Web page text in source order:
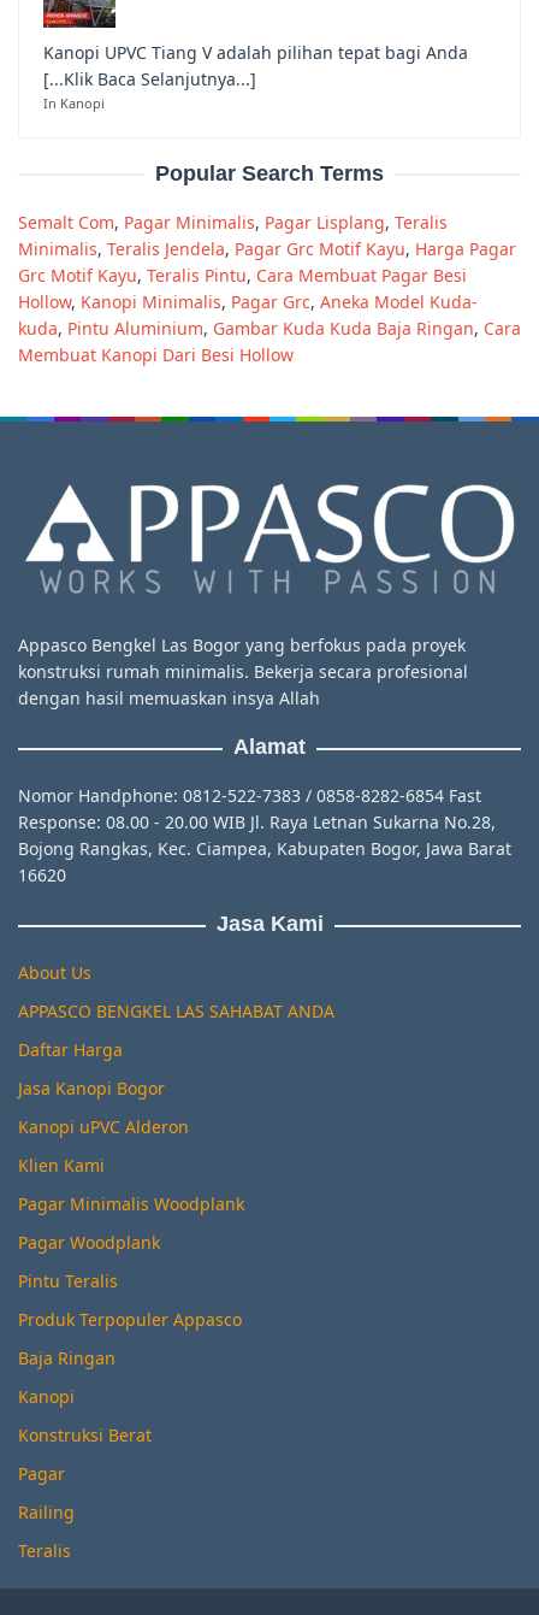
Kanopi UPVC Tiang V adalah pilihan tepat bagi Anda
[...Klik Baca Selanjutnya...]
In Kanopi
Popular Search Terms
Semalt Com, Pagar Minimalis, Pagar Lisplang, Teralis
Minimalis, Teralis Jendela, Pagar Grc Motif Kayu, Harga Pagar
Grc Motif Kayu, Teralis Pintu, Cara Membuat Pagar Besi
Hollow, Kanopi Minimalis, Pagar Grc, Aneka Model Kuda-
kuda, Pintu Aluminium, Gambar Kuda Kuda Baja Ringan, Cara
Membuat Kanopi Dari Besi Hollow
Appasco Bengkel Las Bogor yang berfokus pada proyek
konstruksi rumah minimalis. Bekerja secara profesional
dengan hasil memuaskan insya Allah
Alamat
Nomor Handphone: 0812-522-7383 / 0858-8282-6854 Fast
Response: 08.00 - 20.00 WIB Jl. Raya Letnan Sukarna No.28,
Bojong Rangkas, Kec. Ciampea, Kabupaten Bogor, Jawa Barat
16620
Jasa Kami
About Us
APPASCO BENGKEL LAS SAHABAT ANDA
Daftar Harga
Jasa Kanopi Bogor
Kanopi uPVC Alderon
Klien Kami
Pagar Minimalis Woodplank
Pagar Woodplank
Pintu Teralis
Produk Terpopuler Appasco
Baja Ringan
Kanopi
Konstruksi Berat
Pagar
Railing
Teralis